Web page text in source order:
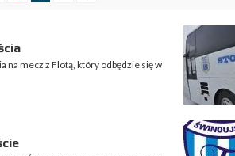
na mecz z Flotą, który odbędzie się w